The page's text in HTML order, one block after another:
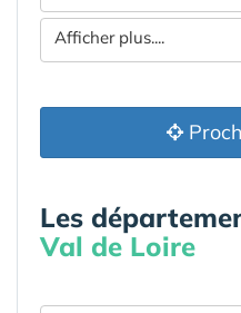
Afficher plus....
Les
Val de Loire